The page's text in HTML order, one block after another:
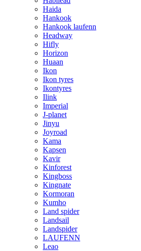
Haida
Hankook
Hankook laufenn
Headway
Hifly
Horizon
Huaan
Ikon
Ikon tyres
Ikontyres
Ilink
Imperial
J-planet
Jinyu
Joyroad
Kama
Kapsen
Kavir
Kinforest
Kingboss
Kingnate
Kormoran
Kumho
Land spider
Landsail
Landspider
LAUFENN
Leao